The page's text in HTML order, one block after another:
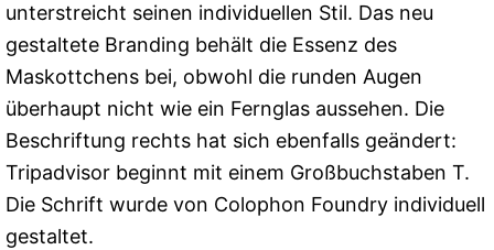
unterstreicht seinen individuellen Stil. Das neu
gestaltete Branding behält die Essenz des
Maskottchens bei, obwohl die runden Augen
überhaupt nicht wie ein Fernglas aussehen. Die
Beschriftung rechts hat sich ebenfalls geändert:
Tripadvisor beginnt mit einem Großbuchstaben T.
Die Schrift wurde von Colophon Foundry individuell
gestaltet.